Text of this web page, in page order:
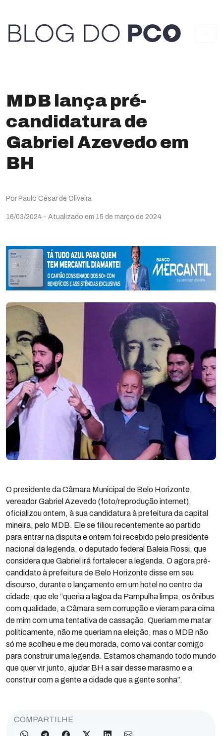
MDB lança pré-
candidatura de
Gabriel Azevedo em
BH
Por Paulo César de Oliveira
16/03/2024 - Atualizado em 15 de março de 2024
O presidente da Câmara Municipal de Belo Horizonte,
vereador Gabriel Azevedo (foto/reprodução internet),
oficializou ontem, à sua candidatura à prefeitura da capital
mineira, pelo MDB. Ele se filiou recentemente ao partido
para entrar na disputa e ontem foi recebido pelo presidente
nacional da legenda, o deputado federal Baleia Rossi, que
considera que Gabriel irá fortalecer a legenda. O agora pré-
candidato à prefeitura de Belo Horizonte disse em seu
discurso, durante o lançamento em um hotel no centro da
cidade, que ele “queria a lagoa da Pampulha limpa, os ônibus
com qualidade, a Câmara sem corrupção e vieram para cima
de mim com uma tentativa de cassação. Queriam me matar
politicamente, não me queriam na eleição, mas o MDB não
só me acolheu e me deu morada, como vai contar comigo
para construir uma legenda. Estamos chamando todo mundo
que quer vir junto, ajudar BH a sair desse marasmo e a
construir com a gente a cidade que a gente sonha”.
COMPARTILHE